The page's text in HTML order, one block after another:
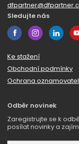
Sledujte nás
Ke stažení
Obchodní podmínky
Ochrana
Odběr novinek
Zaregistrujte se k
posílat novinky a